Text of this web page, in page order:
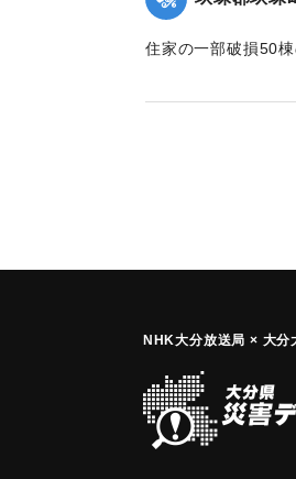
住家の一部破損50
NHK大分放送局 × 大分